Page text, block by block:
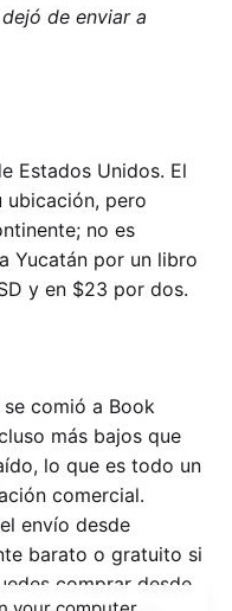
de enviar a
Estados Unidos. El
ubicación, pero
no es
Yucatán por un libro
y en $23 por dos.
comió a Book
más bajos que
lo que es todo un
comercial.
envío desde
barato o gratuito si
comprar desde